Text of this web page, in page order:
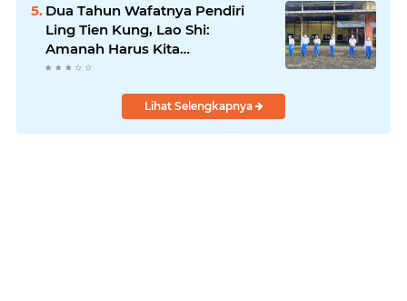
Dua Tahun Wafatnya Pendiri
Ling Tien Kung, Lao Shi:
Amanah Harus Kita
Laksanakan!
Lihat Selengkapnya